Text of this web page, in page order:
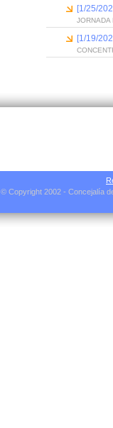
[1/25/
JORNADA
[1/19/
© Copyright 2002 - Concejalía